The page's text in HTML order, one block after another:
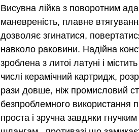
Висувна лійка з поворотним
маневреність, плавне
дозволяє згинатися,
навколо раковини. Надійна
зроблена з литоі латуні і
числі керамічний картридж,
рази довше, ніж промисловий
безпроблемного використання
проста і зручна завдяки